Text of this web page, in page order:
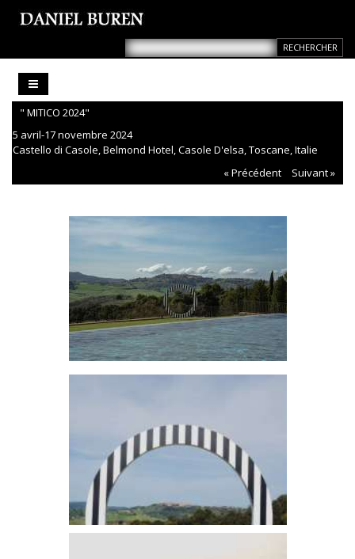
" MITICO 2024"
5 avril-17 novembre 2024
Castello di Casole, Belmond Hotel, Casole D'elsa, Toscane, Italie
« Précédent
Suivant »